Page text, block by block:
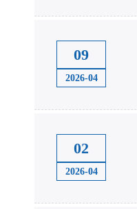
09
2026-04
02
2026-04